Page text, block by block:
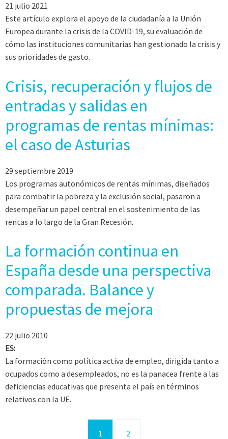
21 julio 2021
Este artículo explora el apoyo de la ciudadanía a la Unión
Europea durante la crisis de la COVID-19, su evaluación de
cómo las instituciones comunitarias han gestionado la crisis y
sus prioridades de gasto.
Crisis, recuperación y flujos de
entradas y salidas en
programas de rentas mínimas:
el caso de Asturias
29 septiembre 2019
Los programas autonómicos de rentas mínimas, diseñados
para combatir la pobreza y la exclusión social, pasaron a
desempeñar un papel central en el sostenimiento de las
rentas a lo largo de la Gran Recesión.
La formación continua en
España desde una perspectiva
comparada. Balance y
propuestas de mejora
22 julio 2010
ES:
La formación como política activa de empleo, dirigida tanto a
ocupados como a desempleados, no es la panacea frente a las
deficiencias educativas que presenta el país en términos
relativos con la UE.
1 2